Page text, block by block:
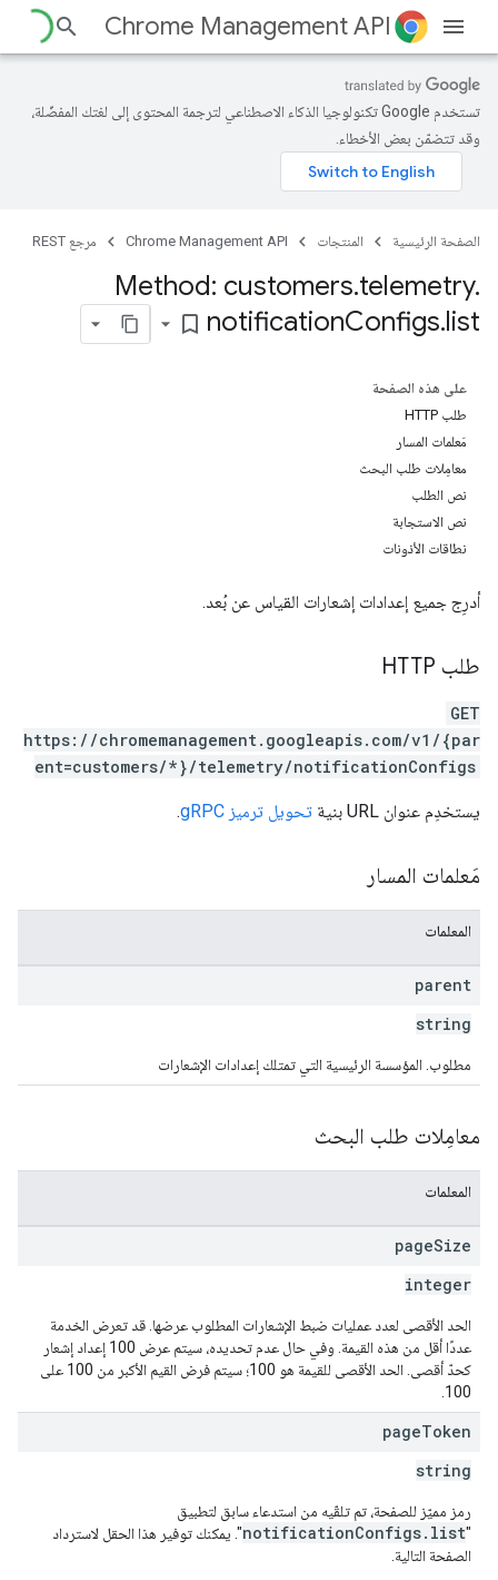
Chrome Management API
تستخدم Google تكنولوجيا الذكاء الاصطناعي لترجمة المحتوى إلى لغتك المفضّلة،
وقد تتضمّن بعض الأخطاء.
الصفحة الرئيسية المنتجات Chrome Management API مرجع REST
Method: customers.telemetry.
notificationConfigs.list
bookmark_border
على هذه الصفحة
طلب HTTP
مَعلمات المسار
معامِلات طلب البحث
نص الطلب
نص الاستجابة
نطاقات الأذونات
أدرِج جميع إعدادات إشعارات القياس عن بُعد.
طلب HTTP
GET
https://chromemanagement.googleapis.com/v1/{par
ent=customers/*}/telemetry/notificationConfigs
يستخدِم عنوان URL بنية تحويل ترميز gRPC .
مَعلمات المسار
المعلمات
parent
string
مطلوب. المؤسسة الرئيسية التي تمتلك إعدادات الإشعارات
معامِلات طلب البحث
المعلمات
pageSize
integer
الحد الأقصى لعدد عمليات ضبط الإشعارات المطلوب عرضها. قد تعرض الخدمة
عددًا أقل من هذه القيمة. وفي حال عدم تحديده، سيتم عرض 100 إعداد إشعار
كحدّ أقصى. الحد الأقصى للقيمة هو 100؛ سيتم فرض القيم الأكبر من 100 على
100.
pageToken
string
رمز مميّز للصفحة، تم تلقّيه من استدعاء سابق لتطبيق
"
notificationConfigs.list". يمكنك توفير هذا الحقل لاسترداد
الصفحة التالية.